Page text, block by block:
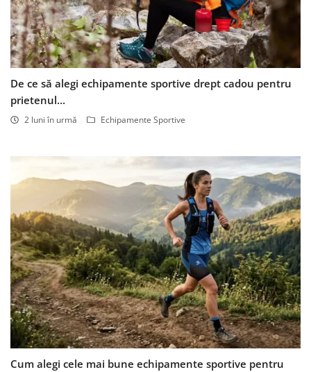
De ce să alegi echipamente sportive drept cadou pentru
prietenul...
2 luni în urmă Echipamente Sportive
Cum alegi cele mai bune echipamente sportive pentru